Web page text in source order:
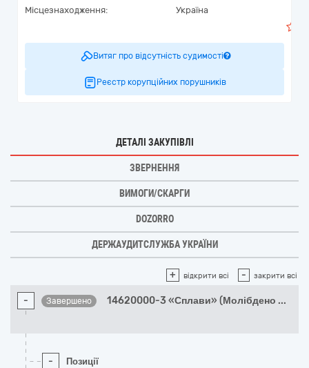
Місцезнаходження:
Україна
Витяг про відсутність судимості
Реєстр корупційних порушників
ДЕТАЛІ ЗАКУПІВЛІ
ЗВЕРНЕННЯ
ВИМОГИ/СКАРГИ
DOZORRO
ДЕРЖАУДИТСЛУЖБА УКРАЇНИ
+ відкрити всі - закрити всі
- Завершено 14620000-3 «Сплави» (Молібдено ...
- Позиції